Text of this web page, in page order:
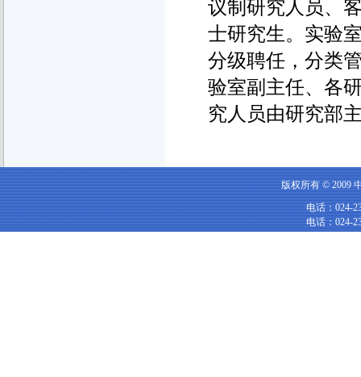
议制研究人员、
士研究生。实验
分级聘任，分类
验室副主任、各
究人员由研究部
版权所有 © 2009
电话：024-
电话：024-